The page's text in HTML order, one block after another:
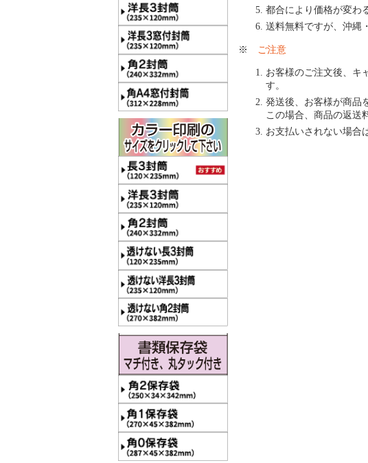
都合により価格が変わ
送料無料ですが、沖縄
※ ご注意
お客様のご注文後、キ
す。
発送後、お客様が商品
この場合、商品の返送
お支払いされない場合